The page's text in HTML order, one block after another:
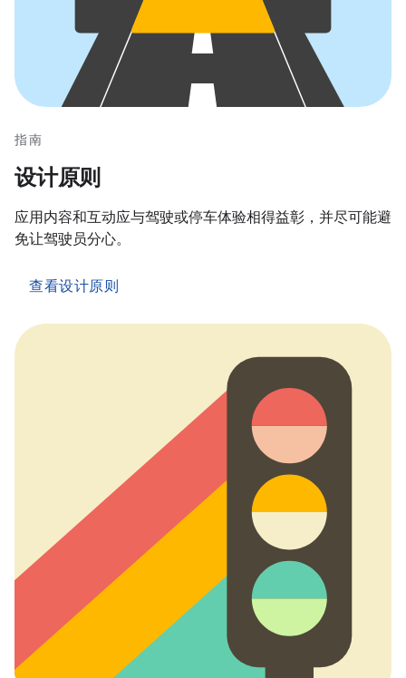
指南
设计原则
应用内容和互动应与驾驶或停车体验相得益彰，并尽可能避
免让驾驶员分心。
查看设计原则